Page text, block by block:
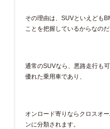
その理由は、SUVといえども
ことを把握しているからなの
通常のSUVなら、悪路走行も
優れた乗用車であり、
オンロード寄りならクロスオ
ンに分類されます。